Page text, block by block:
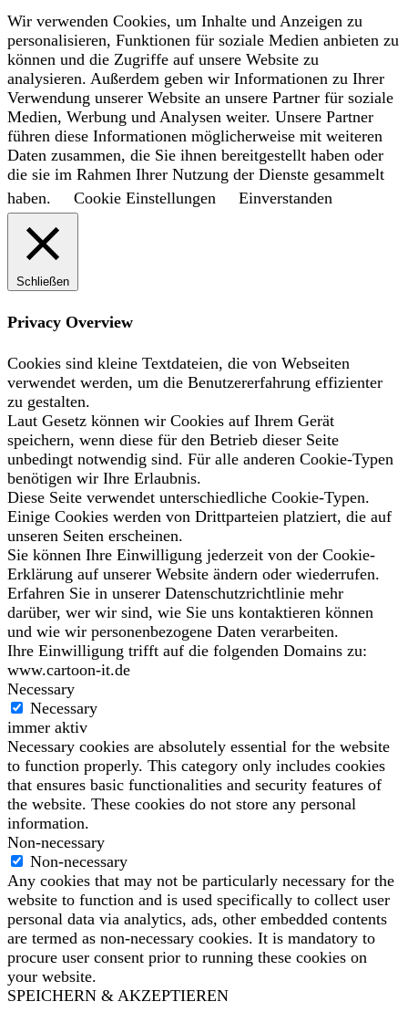
Wir verwenden Cookies, um Inhalte und Anzeigen zu
personalisieren, Funktionen für soziale Medien anbieten zu
können und die Zugriffe auf unsere Website zu
analysieren. Außerdem geben wir Informationen zu Ihrer
Verwendung unserer Website an unsere Partner für soziale
Medien, Werbung und Analysen weiter. Unsere Partner
führen diese Informationen möglicherweise mit weiteren
Daten zusammen, die Sie ihnen bereitgestellt haben oder
die sie im Rahmen Ihrer Nutzung der Dienste gesammelt
haben.
Cookie Einstellungen Einverstanden
Schließen
Privacy Overview
Cookies sind kleine Textdateien, die von Webseiten
verwendet werden, um die Benutzererfahrung effizienter
zu gestalten.
Laut Gesetz können wir Cookies auf Ihrem Gerät
speichern, wenn diese für den Betrieb dieser Seite
unbedingt notwendig sind. Für alle anderen Cookie-Typen
benötigen wir Ihre Erlaubnis.
Diese Seite verwendet unterschiedliche Cookie-Typen.
Einige Cookies werden von Drittparteien platziert, die auf
unseren Seiten erscheinen.
Sie können Ihre Einwilligung jederzeit von der Cookie-
Erklärung auf unserer Website ändern oder wiederrufen.
Erfahren Sie in unserer Datenschutzrichtlinie mehr
darüber, wer wir sind, wie Sie uns kontaktieren können
und wie wir personenbezogene Daten verarbeiten.
Ihre Einwilligung trifft auf die folgenden Domains zu:
www.cartoon-it.de
Necessary
Necessary
immer aktiv
Necessary cookies are absolutely essential for the website
to function properly. This category only includes cookies
that ensures basic functionalities and security features of
the website. These cookies do not store any personal
information.
Non-necessary
Non-necessary
Any cookies that may not be particularly necessary for the
website to function and is used specifically to collect user
personal data via analytics, ads, other embedded contents
are termed as non-necessary cookies. It is mandatory to
procure user consent prior to running these cookies on
your website.
SPEICHERN & AKZEPTIEREN